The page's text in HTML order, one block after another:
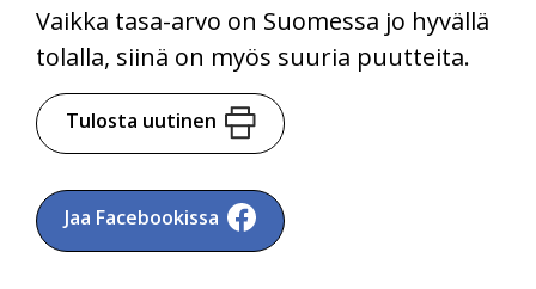
Vaikka tasa-arvo on Suomessa jo hyvällä
tolalla, siinä on myös suuria puutteita.
Tulosta uutinen
Jaa Facebookissa